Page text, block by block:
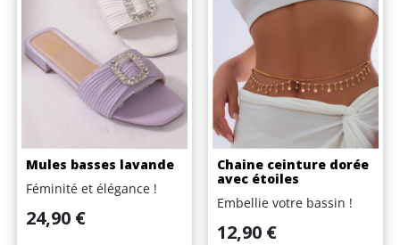
Mules basses lavande
Féminité et élégance !
Prix
24,90 €
Chaine ceinture dorée
avec étoiles
Embellie votre bassin !
Prix
12,90 €